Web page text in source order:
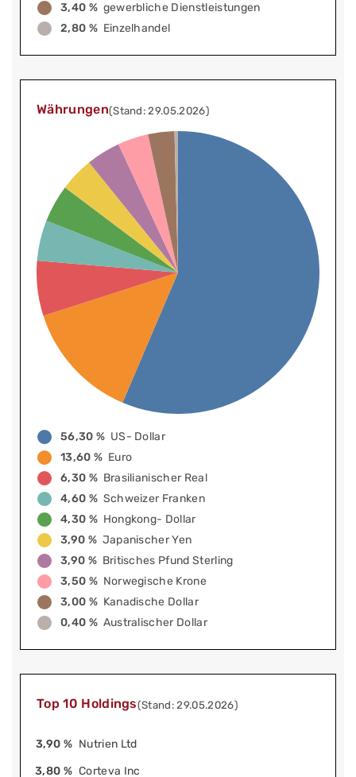
3,40 % gewerbliche Dienstleistungen
2,80 % Einzelhandel
Währungen(Stand: 29.05.2026)
56,30 % US- Dollar
13,60 % Euro
6,30 % Brasilianischer Real
4,60 % Schweizer Franken
4,30 % Hongkong- Dollar
3,90 % Japanischer Yen
3,90 % Britisches Pfund Sterling
3,50 % Norwegische Krone
3,00 % Kanadische Dollar
0,40 % Australischer Dollar
Top 10 Holdings(Stand: 29.05.2026)
3,90 % Nutrien Ltd
3,80 % Corteva Inc